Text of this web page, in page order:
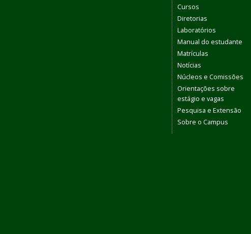
Cursos
Diretorias
Laboratórios
Manual do estudante
Matrículas
Notícias
Núcleos e Comissões
Orientações sobre
estágio e vagas
Pesquisa e Extensão
Sobre o Campus